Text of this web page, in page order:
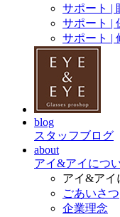
サポート |
サポート |
サポート |
blog
スタッフブログ
about
アイ&アイにつ
アイ&アイ
ごあいさつ
企業理念